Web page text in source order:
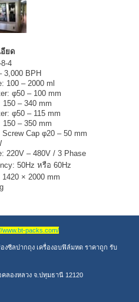
อียด
4
3,000 BPH
100 – 2000 ml
φ50 – 100 mm
150 – 340 mm
φ50 – 115 mm
150 – 350 mm
Screw Cap φ20 – 50 mm
220V – 480V / 3 Phase
50Hz หรือ 60Hz
1420 × 2000 mm
www.bt-packs.com/
งซีลปากถุง เครื่องอบฟิล์มหด ราคาถูก รับ
ลองหลวง จ.ปทุมธานี 12120